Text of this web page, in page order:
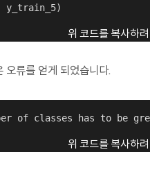
위 코드를 복사하
오류를 얻게 되었습니다.
of classes has to be
위 코드를 복사하